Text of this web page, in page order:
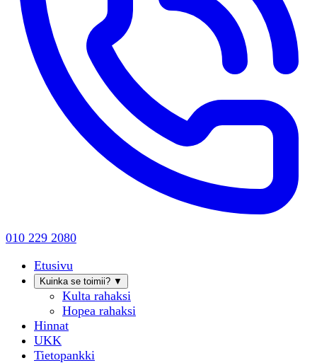
010 229 2080
Etusivu
Kuinka se toimii? ▼
Kulta rahaksi
Hopea rahaksi
Hinnat
UKK
Tietopankki